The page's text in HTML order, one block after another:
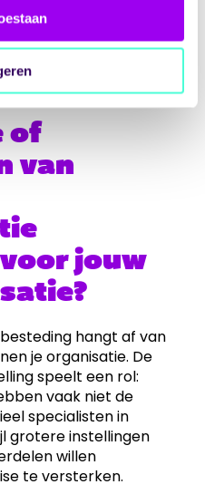
van kennis,
en afstemmen van
juist in een
al druk is.
of
van
jouw
hangt af van
je organisatie. De
speelt een rol:
vaak niet de
specialisten in
grotere instellingen
willen
te versterken.